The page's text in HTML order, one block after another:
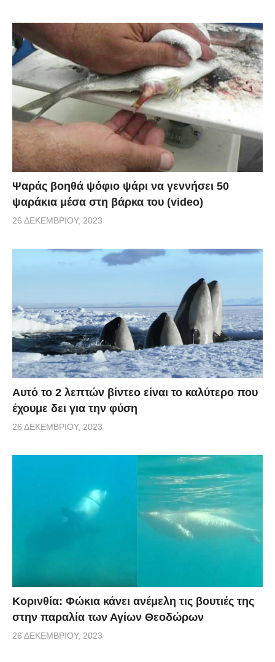
Ψαράς βοηθά ψόφιο ψάρι να γεννήσει 50
ψαράκια μέσα στη βάρκα του (video)
26 ΔΕΚΕΜΒΡΊΟΥ, 2023
Αυτό το 2 λεπτών βίντεο είναι το καλύτερο που
έχουμε δει για την φύση
26 ΔΕΚΕΜΒΡΊΟΥ, 2023
Κορινθία: Φώκια κάνει ανέμελη τις βουτιές της
στην παραλία των Αγίων Θεοδώρων
26 ΔΕΚΕΜΒΡΊΟΥ, 2023